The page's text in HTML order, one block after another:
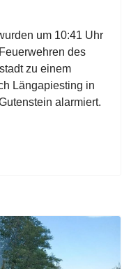
um 10:41 Uhr
des
zu einem
Längapiesting in
alarmiert.